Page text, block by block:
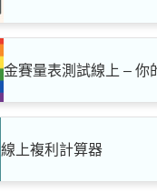
金賽量表測試線上 – 你
線上複利計算器